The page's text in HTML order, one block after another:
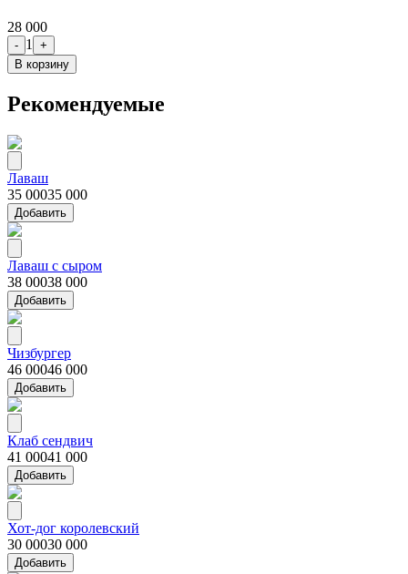
28 000
- 1
+
В корзину
Рекомендуемые
Лаваш
35 00035 000
Добавить
Лаваш с сыром
38 00038 000
Добавить
Чизбургер
46 00046 000
Добавить
Клаб сендвич
41 00041 000
Добавить
Хот-дог королевский
30 00030 000
Добавить